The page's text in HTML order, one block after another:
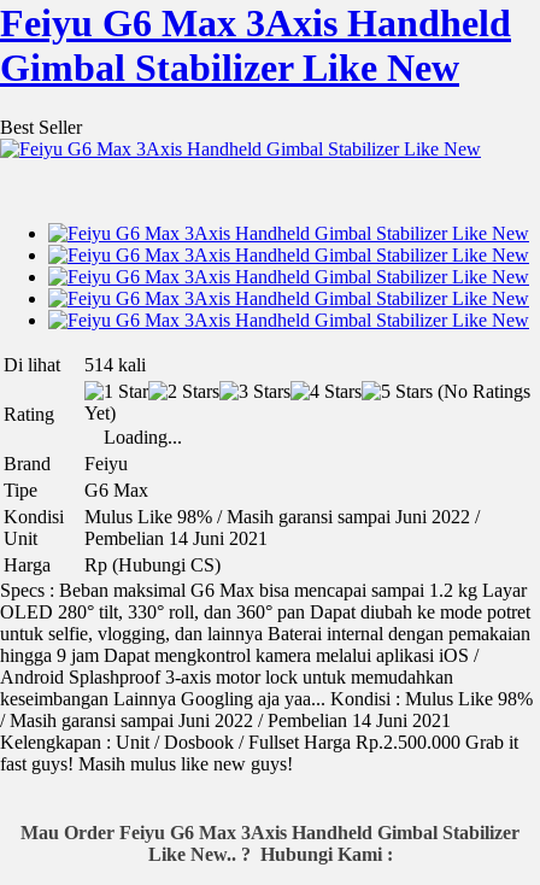
Feiyu G6 Max 3Axis Handheld
Gimbal Stabilizer Like New
Best Seller
Di lihat 514 kali
Rating
(No Ratings
Yet)
Loading...
Brand
Feiyu
Tipe
G6 Max
Kondisi
Unit
Mulus Like 98% / Masih garansi sampai Juni 2022 /
Pembelian 14 Juni 2021
Harga
Rp (Hubungi CS)
Specs : Beban maksimal G6 Max bisa mencapai sampai 1.2 kg Layar
OLED 280° tilt, 330° roll, dan 360° pan Dapat diubah ke mode potret
untuk selfie, vlogging, dan lainnya Baterai internal dengan pemakaian
hingga 9 jam Dapat mengkontrol kamera melalui aplikasi iOS /
Android Splashproof 3-axis motor lock untuk memudahkan
keseimbangan Lainnya Googling aja yaa... Kondisi : Mulus Like 98%
/ Masih garansi sampai Juni 2022 / Pembelian 14 Juni 2021
Kelengkapan : Unit / Dosbook / Fullset Harga Rp.2.500.000 Grab it
fast guys! Masih mulus like new guys!
Mau Order Feiyu G6 Max 3Axis Handheld Gimbal Stabilizer
Like New.. ? Hubungi Kami :